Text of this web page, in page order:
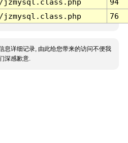
94
76
息详细记录, 由此给您带来的访问不便我
深感歉意.